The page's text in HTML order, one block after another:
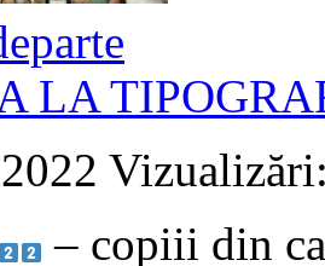
LA
– copiii din